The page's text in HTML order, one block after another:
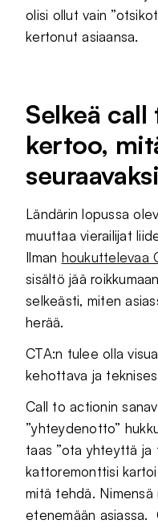
olisi ollut vain
kertonut asiaansa.
Selkeä
kertoo,
seuraavaksi
Ländärin lopussa
muuttaa vierailijat
Ilman houkuttelevaa
sisältö jää
selkeästi, miten
herää.
CTA:n tulee olla
kehottava ja
Call to actionin
”yhteydenotto”
taas ”ota yhteyttä ja
kattoremonttisi
mitä tehdä.
etenemään asiassa.